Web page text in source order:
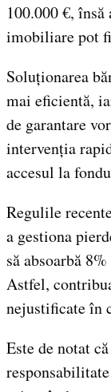
100.000 €,
imobiliare pot
Soluționarea
mai eficientă,
de garantare
intervenția
accesul la
Regulile
a gestiona
să absoarbă
Astfel,
nejustificate în
Este de notat